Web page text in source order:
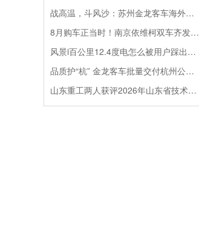
战高温，斗风沙：苏州金龙客车海外服务的“极限温度测试”
8月购车正当时！南京依维柯双车齐发限时福利全解析
风景i百公里12.4度电怎么被用户踩出来的？
品质护“杭” 金龙客车批量交付杭州公交集团72辆
山东重工两人获评2026年山东省技术技能大师